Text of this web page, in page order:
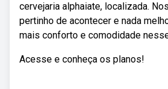
cervejaria alphaiate, localizada.
pertinho de acontecer e nada
mais conforto e comodidade
Acesse e conheça os planos!